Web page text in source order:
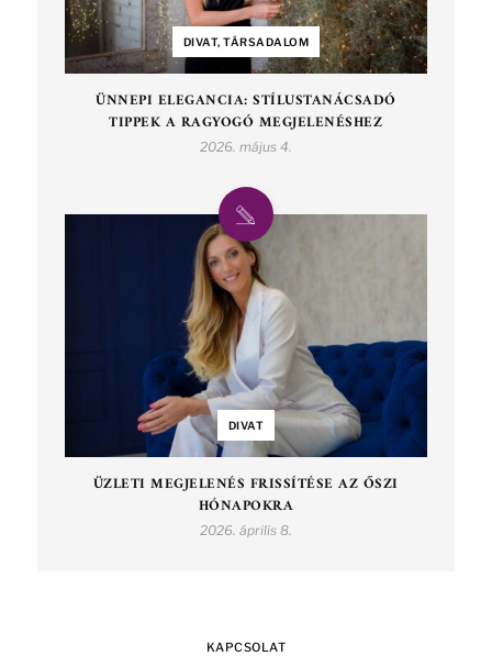
DIVAT, TÁRSADALOM
ÜNNEPI ELEGANCIA: STÍLUSTANÁCSADÓ
TIPPEK A RAGYOGÓ MEGJELENÉSHEZ
2026. május 4.
DIVAT
ÜZLETI MEGJELENÉS FRISSÍTÉSE AZ ŐSZI
HÓNAPOKRA
2026. április 8.
KAPCSOLAT